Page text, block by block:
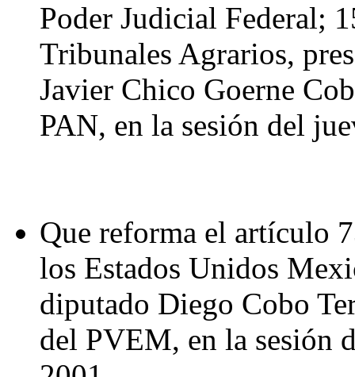
Poder Judicial Federal;
Tribunales Agrarios,
Javier Chico Goerne
PAN, en la sesión del
Que reforma el artículo
los Estados Unidos
diputado Diego Cobo
del PVEM, en la sesión